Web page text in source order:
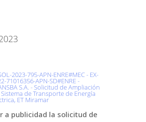
2023-795-APN-ENRE#MEC - EX-
71016356-APN-SD#ENRE -
S.A. - Solicitud de Ampliación
de Transporte de Energía
ET Miramar
a publicidad la solicitud de